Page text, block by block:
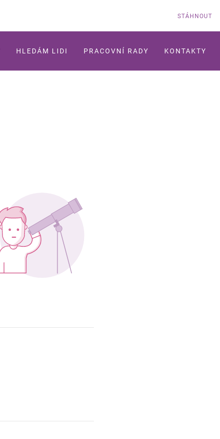
STÁHNOUT
HLEDÁM LIDI PRACOVNÍ RADY KONTAKTY